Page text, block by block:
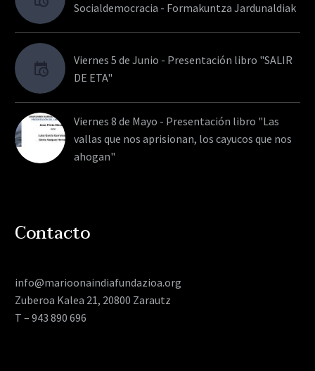
Socialdemocracia - Formakuntza Jardunaldiak
Viernes 5 de Junio - Presentación libro "SALIR
DE ETA"
Viernes 8 de Mayo - Presentación libro "Las
vallas que nos aprisionan, los cayucos que nos
ahogan"
Contacto
info@marioonaindiafundazioa.org
Zuberoa Kalea 21, 20800 Zarautz
T – 943 890 696